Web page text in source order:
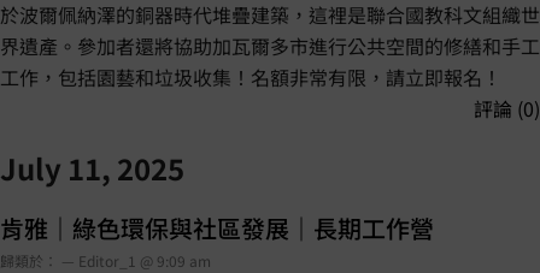
於波爾佩納澤的銅器時代堆疊建築，這裡是聯合國教科文組織世
界遺產。參加者還將協助加瓦爾多市進行公共空間的修繕和手工
工作，包括園藝和垃圾收集！名額非常有限，請立即報名！
評論 (0)
July 11, 2025
肯雅｜綠色環保與社區發展｜長期工作營
歸類於： — Editor_1 @ 9:09 am